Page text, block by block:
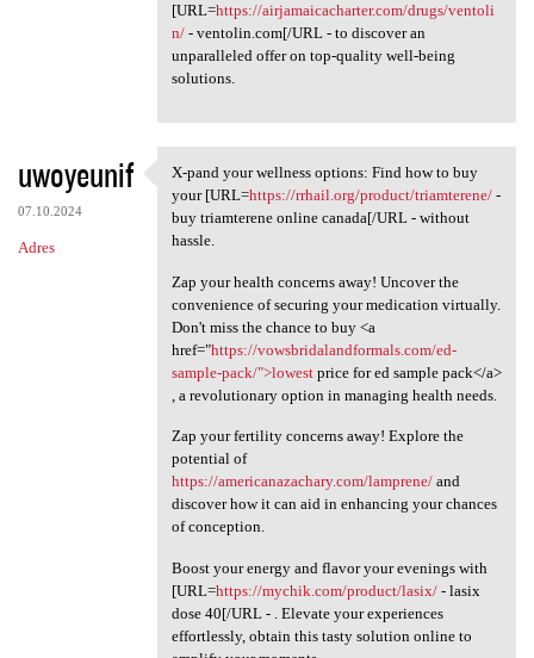
[URL=https://airjamaicacharter.com/drugs/ventoli
n/- ventolin.com[/URL - to discover an
unparalleled offer on top-quality well-being
solutions.
uwoyeunif
07.10.2024
Adres
X-pand your wellness options:
X-pand your wellness options: Find how to buy
your [URL=https://rrhail.org/product/triamterene/-
buy triamterene online canada[/URL - without
hassle.
Zap your health concerns away! Uncover the
convenience of securing your medication virtually.
Don't miss the chance to buy <a
href="https://vowsbridalandformals.com/ed-
sample-pack/">lowestprice for ed sample pack</a>
, a revolutionary option in managing health needs.
Zap your fertility concerns away! Explore the
potential of
https://americanazachary.com/lamprene/and
discover how it can aid in enhancing your chances
of conception.
Boost your energy and flavor your evenings with
[URL=https://mychik.com/product/lasix/- lasix
dose 40[/URL - . Elevate your experiences
effortlessly, obtain this tasty solution online to